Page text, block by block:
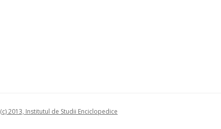
(c) 2013, Institutul de Studii Enciclopedice